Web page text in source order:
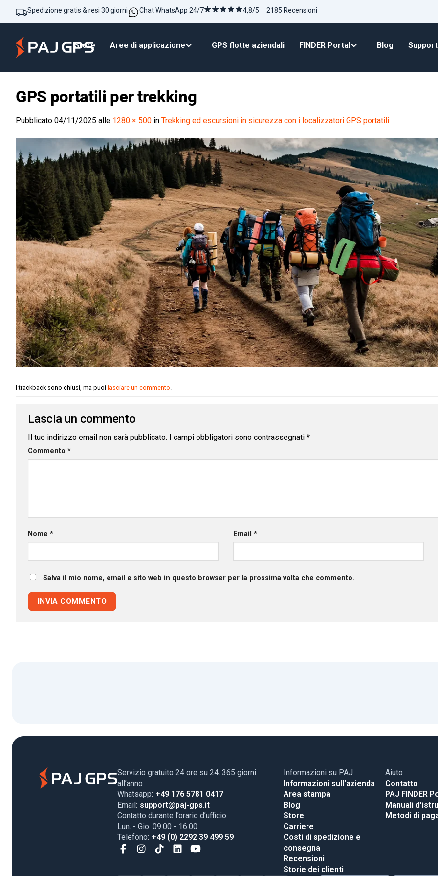
Spedizione gratis & resi 30 giorni Chat WhatsApp 24/7 4,8/5 2185 Recensioni
Store Aree di applicazione GPS flotte aziendali FINDER Portal Blog
GPS portatili per trekking
Pubblicato 04/11/2025 alle 1280 × 500 in Trekking ed escursioni in sicurezza con i localizzatori GPS portatili
I trackback sono chiusi, ma puoi lasciare un commento
Lascia un commento
Il tuo indirizzo email non sarà pubblicato. I campi obbligatori sono contrassegnati *
Commento *
Nome * Email *
Salva il mio nome, email e sito web in questo browser per la prossima volta che commento.
Servizio gratuito 24 ore su 24, 365 giorni
all’anno
Whatsapp: +49 176 5781 0417
Email: support@paj-gps.it
Contatto durante l’orario d’ufficio
Lun. - Gio. 09:00 - 16:00
Telefono: +49 (0) 2292 39 499 59
Informazioni su PAJ
Informazioni sull'azienda
Area stampa
Blog
Store
Carriere
Costi di spedizione e
consegna
Recensioni
Storie dei clienti
Aiuto
Contatto
PAJ FINDER
Manuali
Metodi di